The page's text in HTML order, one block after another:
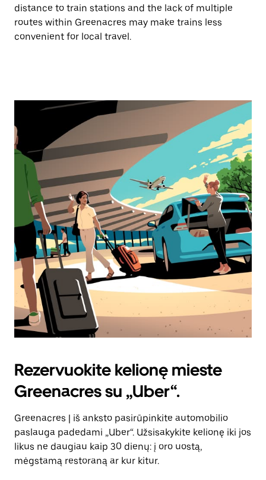
distance to train stations and the lack of multiple
routes within Greenacres may make trains less
convenient for local travel.
Rezervuokite kelionę mieste
Greenacres su „Uber“.
Greenacres | iš anksto pasirūpinkite automobilio
paslauga padedami „Uber“. Užsisakykite kelionę iki jos
likus ne daugiau kaip 30 dienų: į oro uostą,
mėgstamą restoraną ar kur kitur.